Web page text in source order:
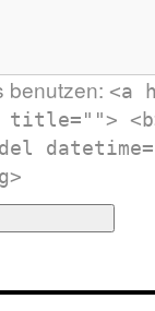
benutzen: <a
title="">